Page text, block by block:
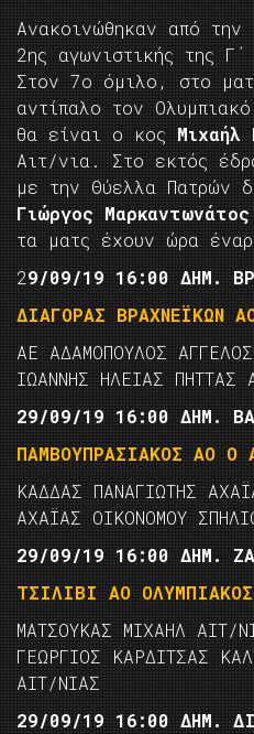
Ανακοινώθηκαν από την
2ης αγωνιστικής της Γ΄
Στον 7ο όμιλο, στο
αντίπαλο τον
θα είναι ο κος Μιχαήλ
Αιτ/νια. Στο εκτός
με την Θύελλα Πατρών
Γιώργος Μαρκαντωνάτος
τα ματς έχουν ώρα
29/09/19 16:00 ΔΗΜ.
ΔΙΑΓΟΡΑΣ ΒΡΑΧΝΕΪΚΩΝ
ΑΕ ΑΔΑΜΟΠΟΥΛΟΣ
ΙΩΑΝΝΗΣ ΗΛΕΙΑΣ ΠΗΤΤΑΣ
29/09/19 16:00 ΔΗΜ.
ΠΑΜΒΟΥΠΡΑΣΙΑΚΟΣ ΑΟ Ο
ΚΑΔΔΑΣ ΠΑΝΑΓΙΩΤΗΣ
ΑΧΑΪΑΣ ΟΙΚΟΝΟΜΟΥ
29/09/19 16:00 ΔΗΜ.
ΤΣΙΛΙΒΙ ΑΟ
ΜΑΤΣΟΥΚΑΣ ΜΙΧΑΗΛ ΑΙΤ/
ΓΕΩΡΓΙΟΣ ΚΑΡΔΙΤΣΑΣ
ΑΙΤ/ΝΙΑΣ
29/09/19 16:00 ΔΗΜ.